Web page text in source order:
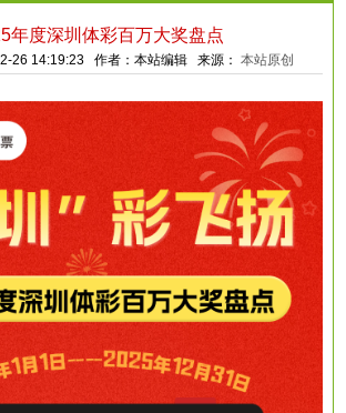
年度深圳体彩百万大奖盘点
26 14:19:23 作者：本站编辑 来源：本站原创